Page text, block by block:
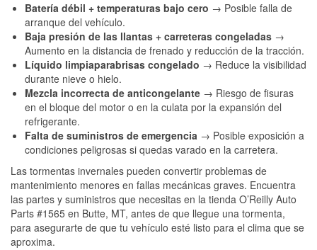
Batería débil + temperaturas bajo cero → Posible falla de
arranque del vehículo.
Baja presión de las llantas + carreteras congeladas →
Aumento en la distancia de frenado y reducción de la tracción.
Líquido limpiaparabrisas congelado → Reduce la visibilidad
durante nieve o hielo.
Mezcla incorrecta de anticongelante → Riesgo de fisuras
en el bloque del motor o en la culata por la expansión del
refrigerante.
Falta de suministros de emergencia → Posible exposición a
condiciones peligrosas si quedas varado en la carretera.
Las tormentas invernales pueden convertir problemas de
mantenimiento menores en fallas mecánicas graves. Encuentra
las partes y suministros que necesitas en la tienda O’Reilly Auto
Parts #1565 en Butte, MT, antes de que llegue una tormenta,
para asegurarte de que tu vehículo esté listo para el clima que se
aproxima.